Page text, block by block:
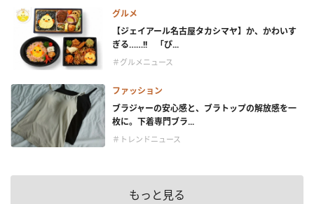
グルメ
【ジェイアール名古屋タカシマヤ】か、かわいす
ぎる……!! 「ぴ...
＃グルメニュース
ファッション
ブラジャーの安心感と、ブラトップの解放感を一
枚に。下着専門ブラ...
＃トレンドニュース
もっと見る